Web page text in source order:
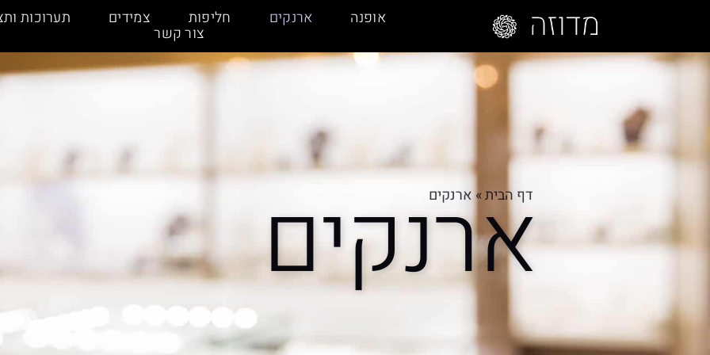
אופנה ארנקים חליפות צמידים תערוכות
צור קשר
דף הבית» ארנקים
ארנקים